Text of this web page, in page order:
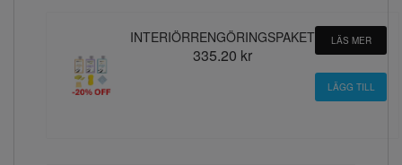
INTERIÖRRENGÖRINGSPAKET
335.20 kr
LÄS MER